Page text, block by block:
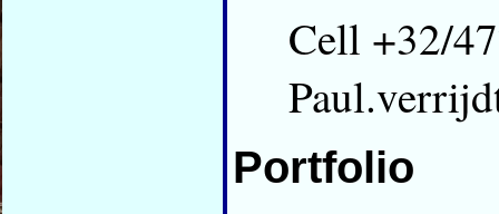
Cell +32/
Portfolio